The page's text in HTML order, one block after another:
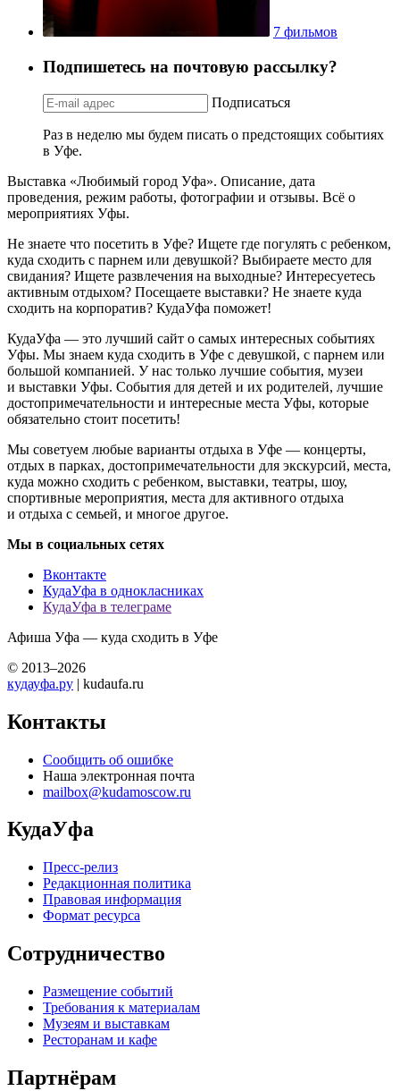
7 фильмов
Подпишетесь на почтовую рассылку?
Подписаться
Раз в неделю мы будем писать о предстоящих событиях
в Уфе.
Выставка «Любимый город Уфа». Описание, дата
проведения, режим работы, фотографии и отзывы. Всё о
мероприятиях Уфы.
Не знаете что посетить в Уфе? Ищете где погулять с ребенком,
куда сходить с парнем или девушкой? Выбираете место для
свидания? Ищете развлечения на выходные? Интересуетесь
активным отдыхом? Посещаете выставки? Не знаете куда
сходить на корпоратив? КудаУфа поможет!
КудаУфа — это лучший сайт о самых интересных событиях
Уфы. Мы знаем куда сходить в Уфе с девушкой, с парнем или
большой компанией. У нас только лучшие события, музеи
и выставки Уфы. События для детей и их родителей, лучшие
достопримечательности и интересные места Уфы, которые
обязательно стоит посетить!
Мы советуем любые варианты отдыха в Уфе — концерты,
отдых в парках, достопримечательности для экскурсий, места,
куда можно сходить с ребенком, выставки, театры, шоу,
спортивные мероприятия, места для активного отдыха
и отдыха с семьей, и многое другое.
Мы в социальных сетях
Вконтакте
КудаУфа в однокласниках
КудаУфа в телеграме
Афиша Уфа — куда сходить в Уфе
© 2013–2026
кудауфа.ру | kudaufa.ru
Контакты
Сообщить об ошибке
Наша электронная почта
mailbox@kudamoscow.ru
КудаУфа
Пресс-релиз
Редакционная политика
Правовая информация
Формат ресурса
Сотрудничество
Размещение событий
Требования к материалам
Музеям и выставкам
Ресторанам и кафе
Партнёрам